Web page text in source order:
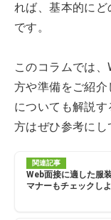
れば、基本的に
です。
このコラムでは
方や準備をご紹
についても解説
方はぜひ参考にし
関連記事
Web面接に適した服
マナーもチェックし